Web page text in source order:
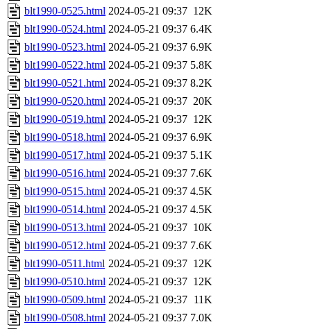
blt1990-0525.html 2024-05-21 09:37 12K
blt1990-0524.html 2024-05-21 09:37 6.4K
blt1990-0523.html 2024-05-21 09:37 6.9K
blt1990-0522.html 2024-05-21 09:37 5.8K
blt1990-0521.html 2024-05-21 09:37 8.2K
blt1990-0520.html 2024-05-21 09:37 20K
blt1990-0519.html 2024-05-21 09:37 12K
blt1990-0518.html 2024-05-21 09:37 6.9K
blt1990-0517.html 2024-05-21 09:37 5.1K
blt1990-0516.html 2024-05-21 09:37 7.6K
blt1990-0515.html 2024-05-21 09:37 4.5K
blt1990-0514.html 2024-05-21 09:37 4.5K
blt1990-0513.html 2024-05-21 09:37 10K
blt1990-0512.html 2024-05-21 09:37 7.6K
blt1990-0511.html 2024-05-21 09:37 12K
blt1990-0510.html 2024-05-21 09:37 12K
blt1990-0509.html 2024-05-21 09:37 11K
blt1990-0508.html 2024-05-21 09:37 7.0K